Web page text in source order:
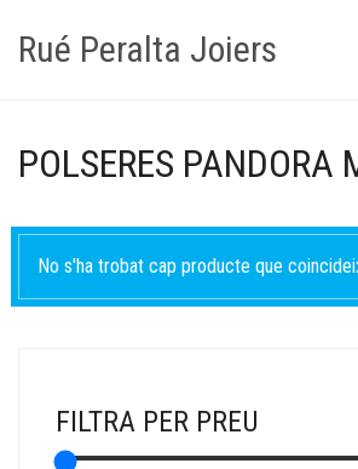
Rué Peralta Joiers
POLSERES PANDORA
No s'ha trobat cap producte que
FILTRA PER PREU